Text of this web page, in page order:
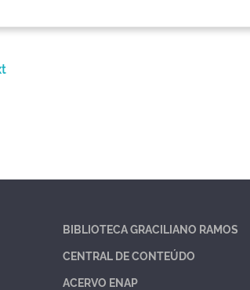
BIBLIOTECA GRACILIANO RAMOS
CENTRAL DE CONTEÚDO
ACERVO ENAP